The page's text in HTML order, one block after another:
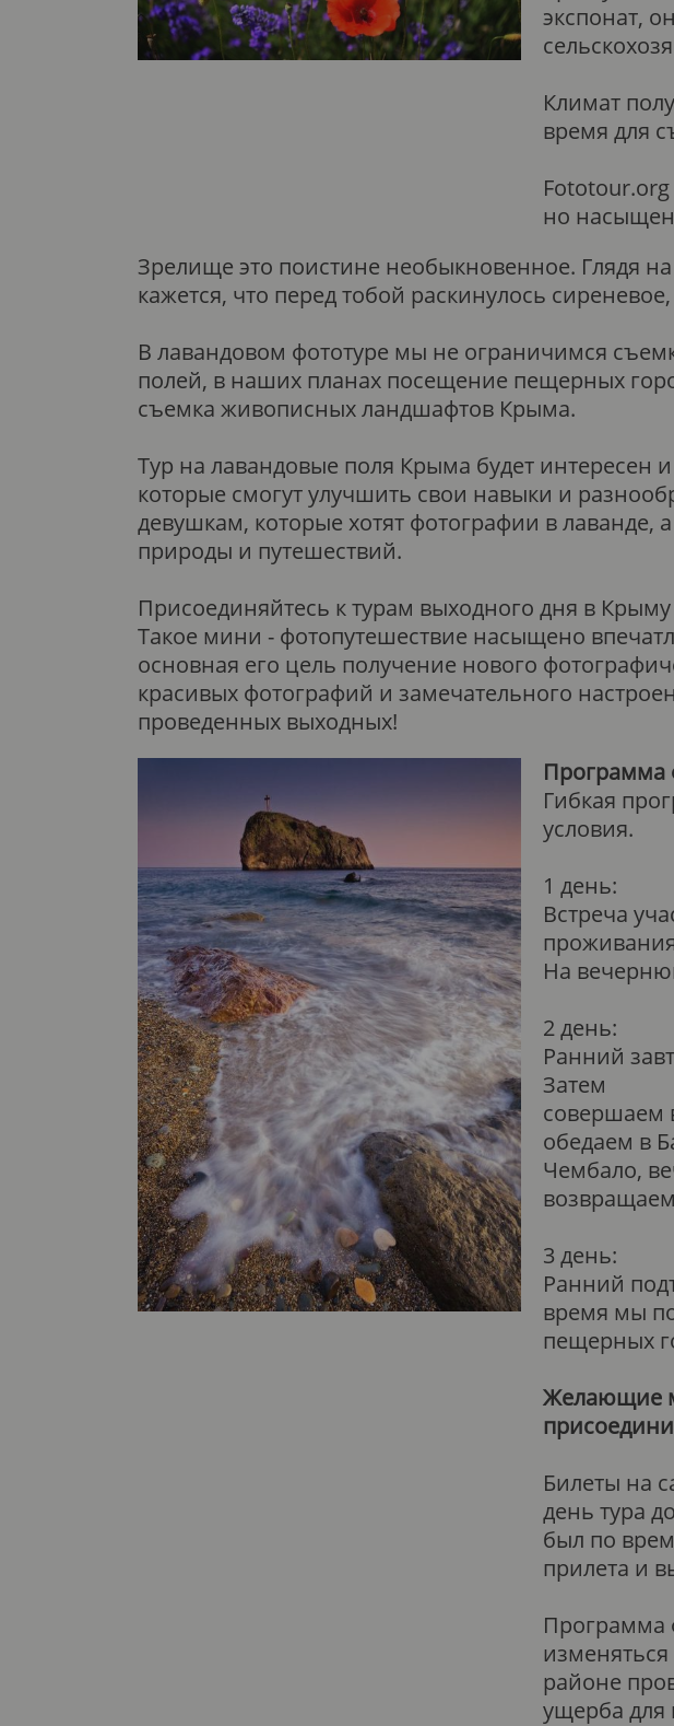
экспонат,
Климат
время для
но
Зрелище это поистине необыкновенное. Глядя
кажется, что перед тобой раскинулось
В лавандовом фототуре мы не ограничимся
полей, в наших планах посещение пещерных
съемка живописных ландшафтов Крыма.
Тур на лавандовые поля Крыма будет интересен
которые смогут улучшить свои навыки и
девушкам, которые хотят фотографии в лаванде,
природы и путешествий.
Присоединяйтесь к турам выходного дня в
Такое мини - фотопутешествие насыщено
основная его цель получение нового
красивых фотографий и замечательного
проведенных выходных!
Программа
Гибкая
условия.
1 день:
Встреча
На
2 день:
Ранний
Затем
совершаем
обедаем в
Чембало,
3 день:
Ранний
время мы
пещерных
Желающие
Билеты на
день тура
был по
прилета и
Программа
районе
ущерба для